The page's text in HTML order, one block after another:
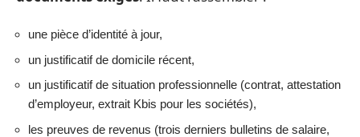
une pièce d’identité à jour,
un justificatif de domicile récent,
un justificatif de situation professionnelle (contrat, attestation
d’employeur, extrait Kbis pour les sociétés),
les preuves de revenus (trois derniers bulletins de salaire,